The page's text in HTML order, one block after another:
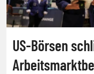
US-Börsen